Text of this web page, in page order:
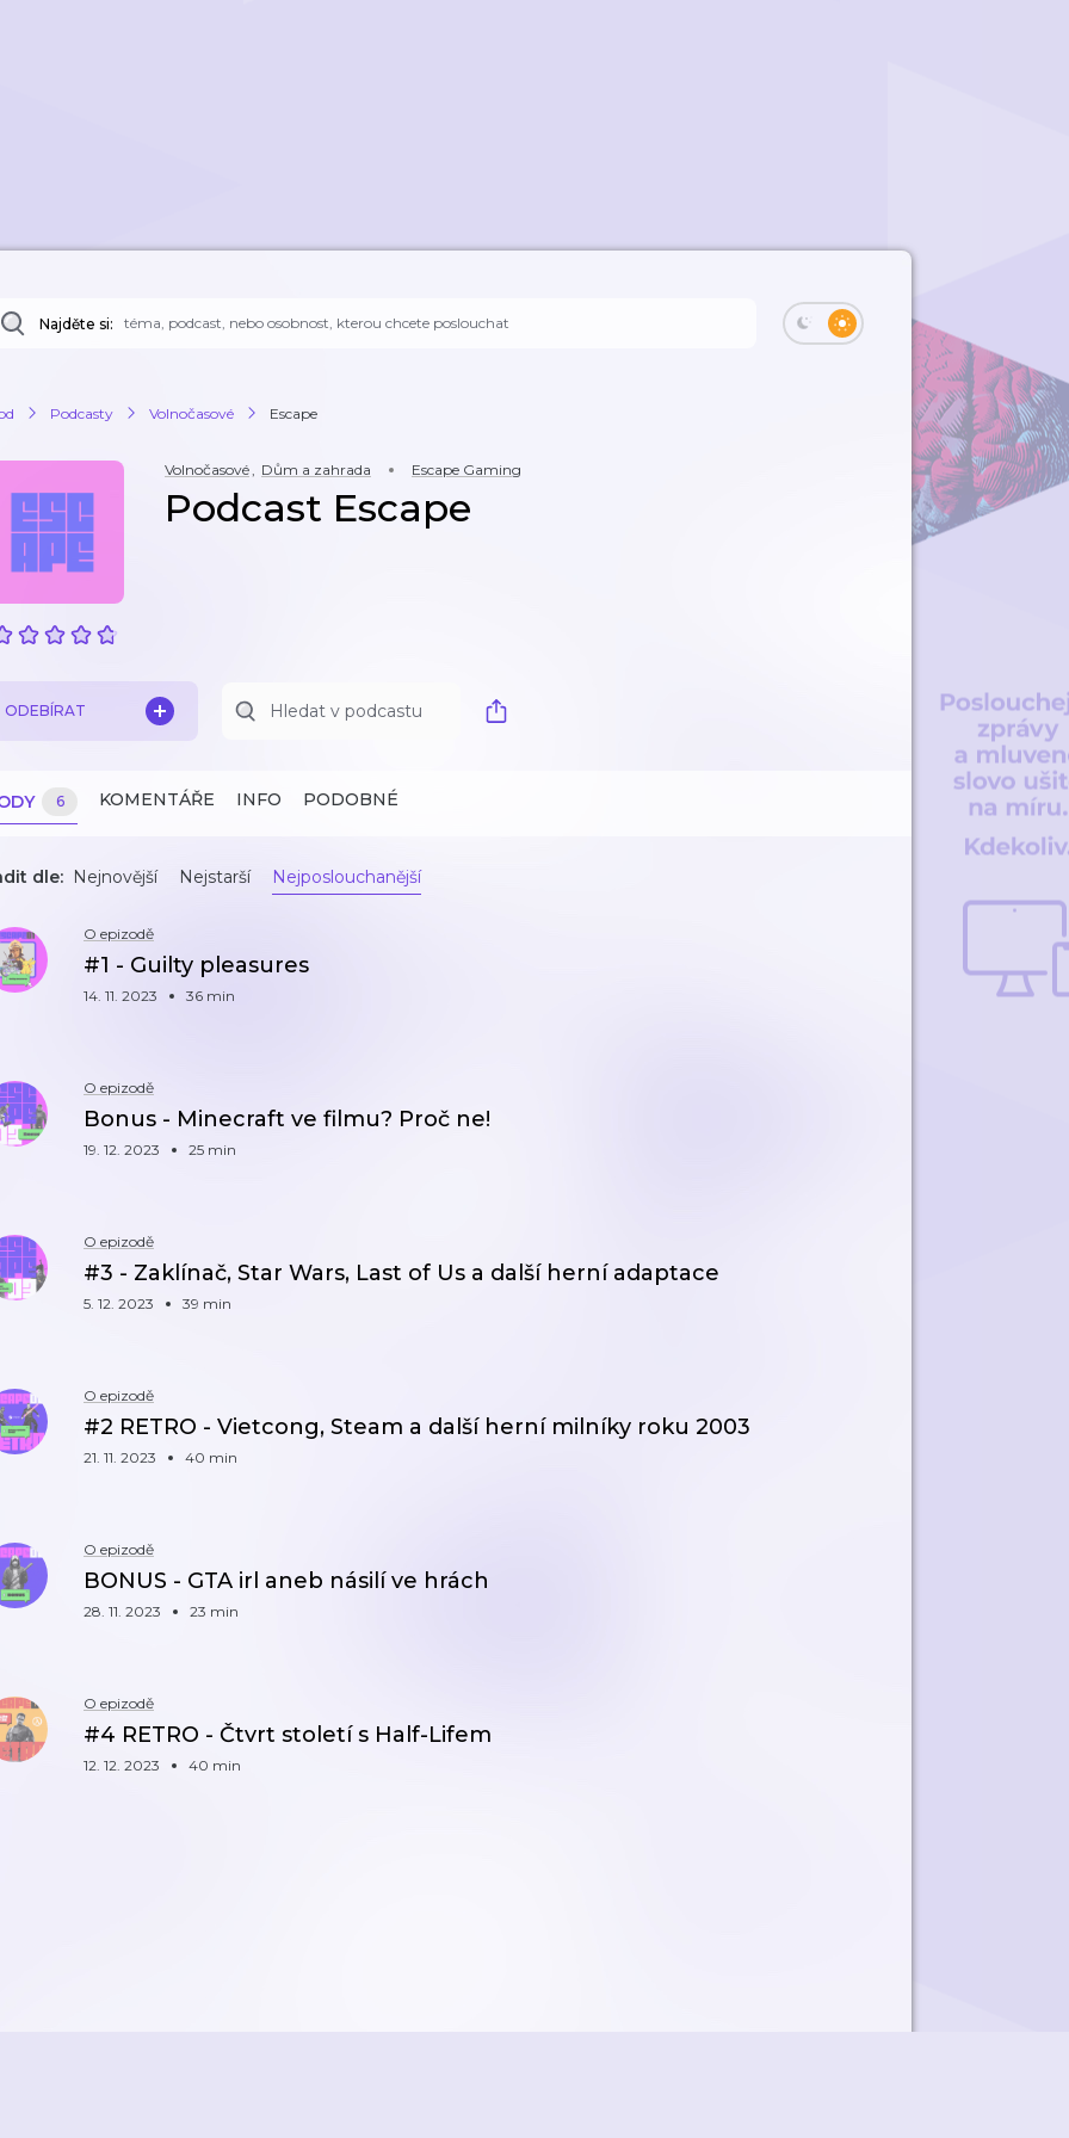
Najděte si:
Podcasty Volnočasové Escape
Volnočasové, Dům a zahrada Escape Gaming
Podcast Escape
ODEBÍRAT
6 KOMENTÁŘE INFO PODOBNÉ
dle: Nejnovější Nejstarší Nejposlouchanější
O epizodě
#1 - Guilty pleasures
14. 11. 2023 36 min
O epizodě
Bonus - Minecraft ve filmu? Proč ne!
19. 12. 2023 25 min
O epizodě
#3 - Zaklínač, Star Wars, Last of Us a další herní adaptace
5. 12. 2023 39 min
O epizodě
#2 RETRO - Vietcong, Steam a další herní milníky roku 2003
21. 11. 2023 40 min
O epizodě
BONUS - GTA irl aneb násilí ve hrách
28. 11. 2023 23 min
O epizodě
#4 RETRO - Čtvrt století s Half-Lifem
12. 12. 2023 40 min